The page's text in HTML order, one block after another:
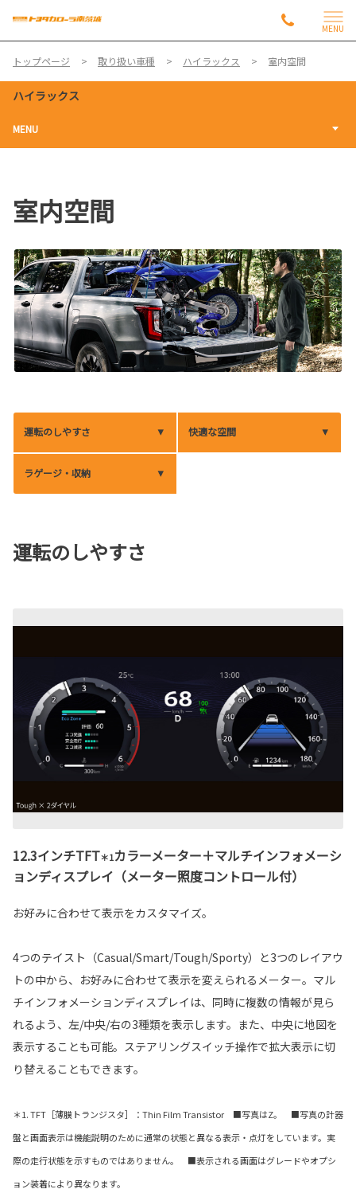
MENU
トップページ 取り扱い車種 ハイラックス 室内空間
ハイラックス
MENU
室内空間
運転のしやすさ 快適な空間
ラゲージ・収納
運転のしやすさ
12.3インチTFT＊1カラーメーター＋マルチインフォメーシ
ョンディスプレイ（メーター照度コントロール付）
お好みに合わせて表示をカスタマイズ。
4つのテイスト（Casual/Smart/Tough/Sporty）と3つのレイアウ
トの中から、お好みに合わせて表示を変えられるメーター。マル
チインフォメーションディスプレイは、同時に複数の情報が見ら
れるよう、左/中央/右の3種類を表示します。また、中央に地図を
表示することも可能。ステアリングスイッチ操作で拡大表示に切
り替えることもできます。
＊1. TFT［薄膜トランジスタ］：Thin Film Transistor ■写真はZ。 ■写真の計器
盤と画面表示は機能説明のために通常の状態と異なる表示・点灯をしています。実
際の走行状態を示すものではありません。 ■表示される画面はグレードやオプシ
ョン装着により異なります。